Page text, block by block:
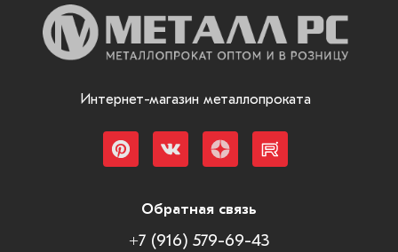
Интернет-магазин металлопроката
Обратная связь
+7 (916) 579-69-43